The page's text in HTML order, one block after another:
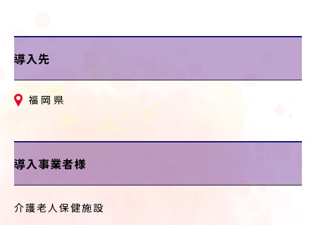
導入先
福岡県
導入事業者様
介護老人保健施設